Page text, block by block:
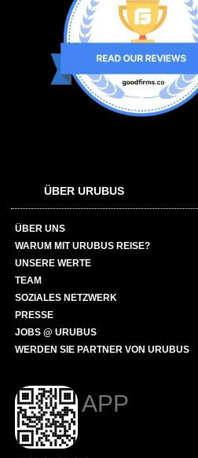
ÜBER URUBUS
ÜBER UNS
WARUM MIT URUBUS REISE?
UNSERE WERTE
TEAM
SOZIALES NETZWERK
PRESSE
JOBS @ URUBUS
WERDEN SIE PARTNER VON URUBUS
APP